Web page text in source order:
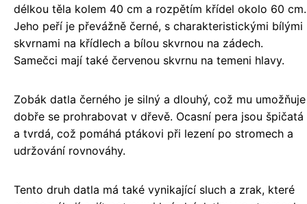
délkou těla kolem 40 cm a rozpětím křídel okolo 60 cm.
Jeho peří je převážně černé, s charakteristickými bílými
skvrnami na křídlech a bílou skvrnou na zádech.
Samečci mají také červenou skvrnu na temeni hlavy.
Zobák datla černého je silný a dlouhý, což mu umožňuje
dobře se prohrabovat v dřevě. Ocasní pera jsou špičatá
a tvrdá, což pomáhá ptákovi při lezení po stromech a
udržování rovnováhy.
Tento druh datla má také vynikající sluch a zrak, které